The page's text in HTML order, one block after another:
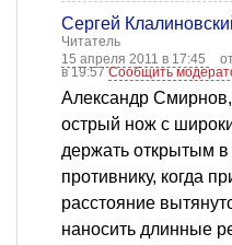
Сергей
Читатель
15 апреля 2011 в 17:45
в 19:57Сообщить
Александр Смирнов,
острый нож с
держать открытым в
противнику, когда
расстояние
наносить длинные